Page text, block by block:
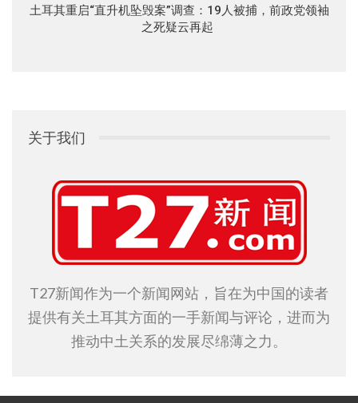
土耳其重启“直升机坠毁案”调查：19人被捕，前政党领袖
之死疑云再起
关于我们
T27新闻作为一个新闻网站，旨在为中国的读者
提供有关土耳其方面的一手新闻与评论，进而为
推动中土关系的发展尽绵薄之力。